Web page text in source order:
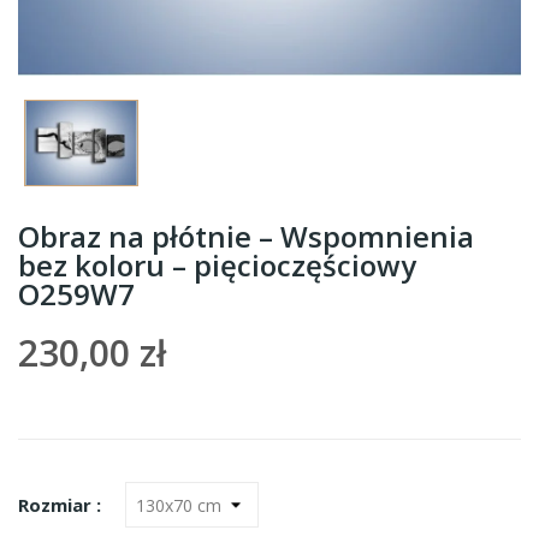
Obraz na płótnie – Wspomnienia
bez koloru – pięcioczęściowy
O259W7
230,00 zł
Rozmiar :